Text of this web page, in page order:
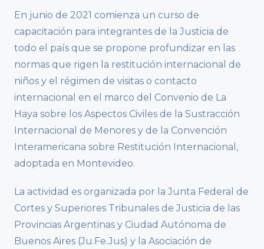
En junio de 2021 comienza un curso de
capacitación para integrantes de la Justicia de
todo el país que se propone profundizar en las
normas que rigen la restitución internacional de
niños y el régimen de visitas o contacto
internacional en el marco del Convenio de La
Haya sobre los Aspectos Civiles de la Sustracción
Internacional de Menores y de la Convención
Interamericana sobre Restitución Internacional,
adoptada en Montevideo.
La actividad es organizada por la Junta Federal de
Cortes y Superiores Tribunales de Justicia de las
Provincias Argentinas y Ciudad Autónoma de
Buenos Aires (Ju.Fe.Jus) y la Asociación de